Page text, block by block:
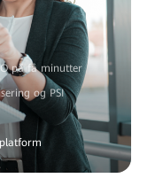
på få minutter
og PSI